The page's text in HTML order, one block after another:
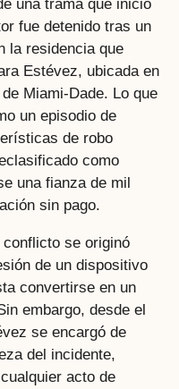
una trama que inició
fue detenido tras un
la residencia que
Estévez, ubicada en
Miami-Dade. Lo que
un episodio de
de robo
como
una fianza de mil
sin pago.
se originó
de un dispositivo
convertirse en un
embargo, desde el
se encargó de
del incidente,
acto de